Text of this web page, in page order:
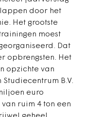
door het
Het grootste
moest
Dat
opbrengsten. Het
opzichte van
B.V.
euro
ruim 4 ton een